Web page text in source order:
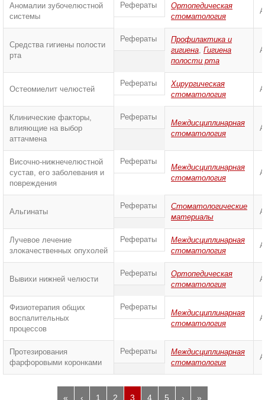
Аномалии зубочелюстной
системы
Рефераты
Ортопедическая
стоматология
Средства гигиены полости
рта
Рефераты
Профилактика и
гигиена, Гигиена
полости рта
Остеомиелит челюстей
Рефераты
Хирургическая
стоматология
Клинические факторы,
влияющие на выбор
аттачмена
Рефераты
Междисциплинарная
стоматология
Височно-нижнечелюстной
сустав, его заболевания и
повреждения
Рефераты
Междисциплинарная
стоматология
Альгинаты
Рефераты
Стоматологические
материалы
Лучевое лечение
злокачественных опухолей
Рефераты
Междисциплинарная
стоматология
Вывихи нижней челюсти
Рефераты
Ортопедическая
стоматология
Физиотерапия общих
воспалительных
процессов
Рефераты
Междисциплинарная
стоматология
Протезирования
фарфоровыми коронками
Рефераты
Междисциплинарная
стоматология
« ‹ 1 2 3 4 5 › »